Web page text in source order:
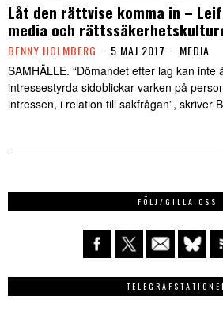
Låt den rättvise komma in – Leif
media och
BENNY HOLMBERG 5 MAJ 2017 MEDIA
SAMHÄLLE. “Dömandet efter lag kan inte
intressestyrda sidoblickar varken på
intressen, i relation till sakfrågan”, skriver
FÖLJ/GILLA OSS